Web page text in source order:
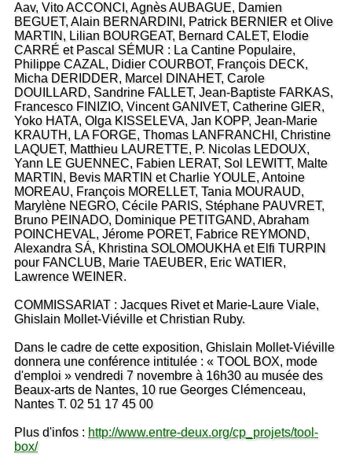
Aav, Vito ACCONCI, Agnès AUBAGUE, Damien
BEGUET, Alain BERNARDINI, Patrick BERNIER et Olive
MARTIN, Lilian BOURGEAT, Bernard CALET, Elodie
CARRÉ et Pascal SÉMUR : La Cantine Populaire,
Philippe CAZAL, Didier COURBOT, François DECK,
Micha DERIDDER, Marcel DINAHET, Carole
DOUILLARD, Sandrine FALLET, Jean-Baptiste FARKAS,
Francesco FINIZIO, Vincent GANIVET, Catherine GIER,
Yoko HATA, Olga KISSELEVA, Jan KOPP, Jean-Marie
KRAUTH, LA FORGE, Thomas LANFRANCHI, Christine
LAQUET, Matthieu LAURETTE, P. Nicolas LEDOUX,
Yann LE GUENNEC, Fabien LERAT, Sol LEWITT, Malte
MARTIN, Bevis MARTIN et Charlie YOULE, Antoine
MOREAU, François MORELLET, Tania MOURAUD,
Marylène NEGRO, Cécile PARIS, Stéphane PAUVRET,
Bruno PEINADO, Dominique PETITGAND, Abraham
POINCHEVAL, Jérome PORET, Fabrice REYMOND,
Alexandra SÁ, Khristina SOLOMOUKHA et Elfi TURPIN
pour FANCLUB, Marie TAEUBER, Eric WATIER,
Lawrence WEINER.
COMMISSARIAT : Jacques Rivet et Marie-Laure Viale,
Ghislain Mollet-Viéville et Christian Ruby.
Dans le cadre de cette exposition, Ghislain Mollet-Viéville
donnera une conférence intitulée : « TOOL BOX, mode
d'emploi » vendredi 7 novembre à 16h30 au musée des
Beaux-arts de Nantes, 10 rue Georges Clémenceau,
Nantes T. 02 51 17 45 00
Plus d'infos : http://www.entre-deux.org/cp_projets/tool-
box/